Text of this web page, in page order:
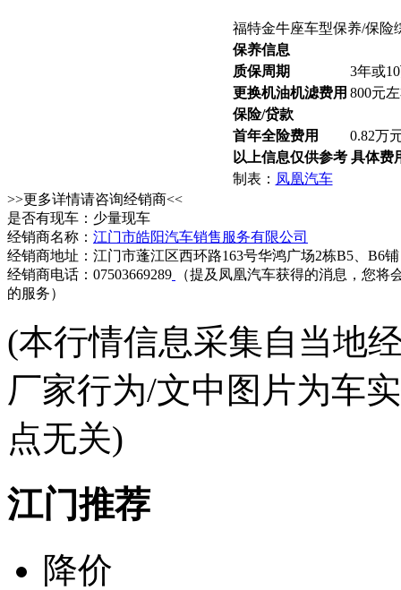
福特金牛座车型保养/保险
保养信息
质保周期
3年或
更换机油机滤费用 800元
保险/贷款
首年全险费用
0.82万
以上信息仅供参考 具体费
制表： 凤凰汽车
>>更多详情请咨询经销商<<
是否有现车：少量现车
经销商名称： 江门市皓阳汽车销售服务有限公司
经销商地址：江门市蓬江区西环路163号华鸿广场2栋B5、B6铺
经销商电话：07503669289
（提及凤凰汽车获得的消息，您将
的服务）
(本行情信息采集自当地
厂家行为/文中图片为车
点无关)
江门推荐
降价